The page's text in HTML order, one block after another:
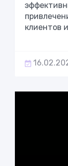
клиентов